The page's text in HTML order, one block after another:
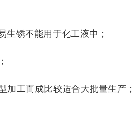
生锈不能用于化工液中；
加工而成比较适合大批量生产